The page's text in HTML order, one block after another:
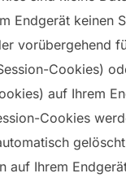
Endgerät keinen
vorübergehend
Cookies)
auf Ihrem
Cookies
auf Ihrem